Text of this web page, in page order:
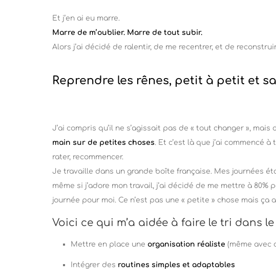
Et j’en ai eu marre.
Marre de m’oublier. Marre de tout subir.
Alors j’ai décidé de ralentir, de me recentrer, et de
Reprendre les rênes, petit à petit et
J’ai compris qu’il ne s’agissait pas de « tout changer », mais
main sur de petites choses. Et c’est là que j’ai commencé à
rater, recommencer.
Je travaille dans un grande boîte française. Mes journées
même si j’adore mon travail, j’ai décidé de me mettre à 80%
journée pour moi. Ce n’est pas une « petite » chose mais ça
Voici ce qui m’a aidée à faire le tri dans
Mettre en place une organisation réaliste (même avec
Intégrer des routines simples et adaptables